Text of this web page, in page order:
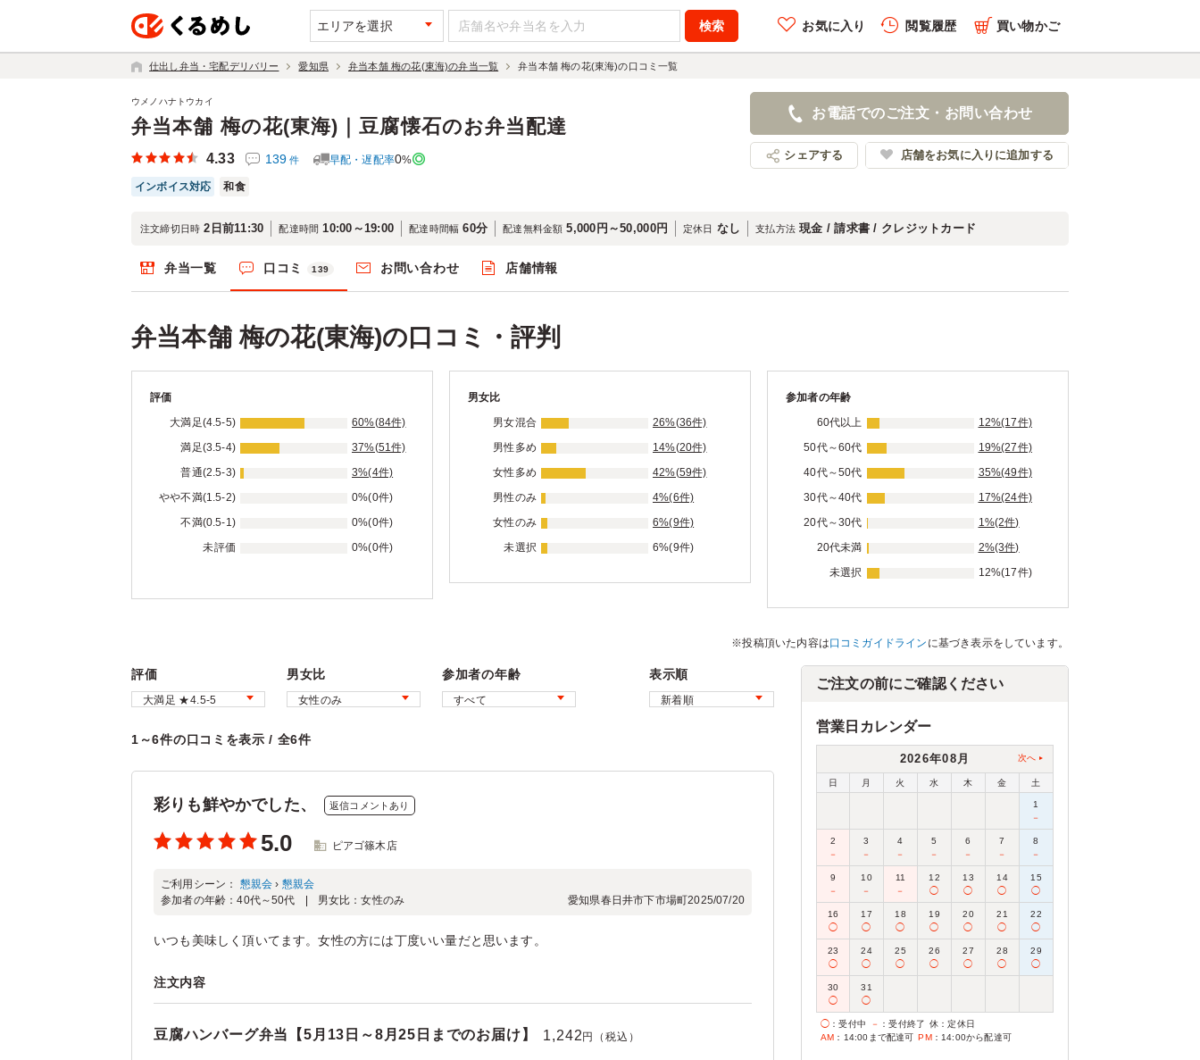
エリアを選択 お気に入り 閲覧履歴 買い物かご
仕出し弁当・宅配デリバリー 愛知県 弁当本舗 梅の花(東海)の弁当一覧 弁当本舗 梅の花(東海)の口コミ一覧
弁当本舗 梅の花(東海)｜豆腐懐石のお弁当配達
ウメノハナトウカイ
4.33 139 件 早配・遅配率0%
インボイス対応 和食
お電話でのご注文・お問い合わせ
シェアする 店舗をお気に入りに追加する
注文締切日時 2日前11:30 配達時間 10:00～19:00 配達時間幅 60分 配達無料金額 5,000円～50,000円 定休日 なし 支払方法 現金 / 請求書 / クレジットカード
弁当一覧 口コミ 139 お問い合わせ 店舗情報
弁当本舗 梅の花(東海)の口コミ・評判
評価
大満足(4.5-5)
60%(84件)
満足(3.5-4)
37%(51件)
普通(2.5-3)
3%(4件)
やや不満(1.5-2)
0%(0件)
不満(0.5-1)
0%(0件)
未評価
0%(0件)
男女比
男女混合
26%(36件)
男性多め
14%(20件)
女性多め
42%(59件)
男性のみ
4%(6件)
女性のみ
6%(9件)
未選択
6%(9件)
参加者の年齢
60代以上
12%(17件)
50代～60代
19%(27件)
40代～50代
35%(49件)
30代～40代
17%(24件)
20代～30代
1%(2件)
20代未満
2%(3件)
未選択
12%(17件)
※投稿頂いた内容は口コミガイドライン に基づき表示をしています。
評価 男女比 参加者の年齢 表示順
1～6件の口コミを表示 / 全6件
彩りも鮮やかでした、 返信コメントあり
5.0 ピアゴ篠木店
ご利用シーン： 懇親会 › 懇親会
参加者の年齢：40代～50代 男女比：女性のみ 愛知県春日井市下市場町2025/07/20
いつも美味しく頂いてます。女性の方には丁度いい量だと思います。
注文内容
豆腐ハンバーグ弁当【5月13日～8月25日までのお届け】 1,242 円（税込）
ご注文の前にご確認ください
営業日カレンダー
2026年08月 次へ
日 月 火 水 木 金 土
1
－
2
－
3
－
4
－
5
－
6
－
7
－
8
－
9
－
10
－
11
－
12
◯
13
◯
14
◯
15
◯
16
◯
17
◯
18
◯
19
◯
20
◯
21
◯
22
◯
23
◯
24
◯
25
◯
26
◯
27
◯
28
◯
29
◯
30
◯
31
◯
◯ ：受付中 － ：受付終了 休 ：定休日
AM ：14:00まで配達可 PM：14:00から配達可